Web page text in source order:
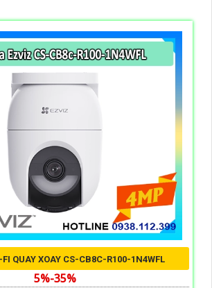
QUAY XOAY CS-CB8C-R100-1N4WFL
5%-35%